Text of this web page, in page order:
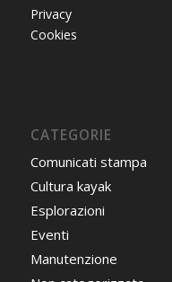
Privacy
Cookies
CATEGORIE
Comunicati stampa
Cultura kayak
Esplorazioni
Eventi
Manutenzione